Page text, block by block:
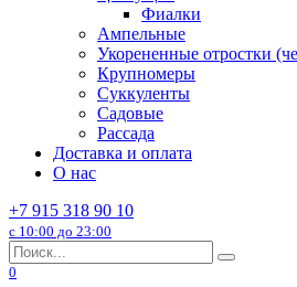
Фиалки
Ампельные
Укорененные отростки
Крупномеры
Суккуленты
Садовые
Рассада
Доставка и оплата
О нас
+7 915 318 90 10
с 10:00 до 23:00
Search
for:
0